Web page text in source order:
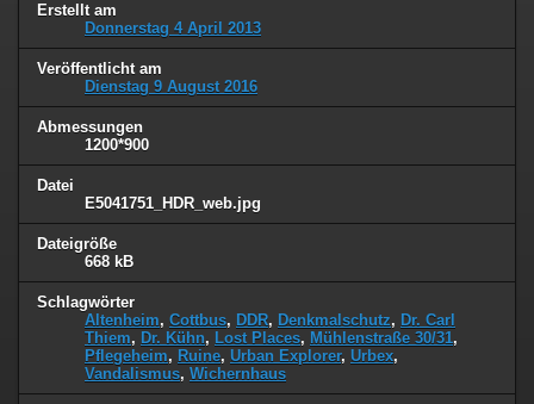
Erstellt am
Donnerstag 4 April 2013
Veröffentlicht am
Dienstag 9 August 2016
Abmessungen
1200*900
Datei
E5041751_HDR_web.jpg
Dateigröße
668 kB
Schlagwörter
Altenheim, Cottbus, DDR, Denkmalschutz, Dr. Carl
Thiem, Dr. Kühn, Lost Places, Mühlenstraße 30/31,
Pflegeheim, Ruine, Urban Explorer, Urbex,
Vandalismus, Wichernhaus